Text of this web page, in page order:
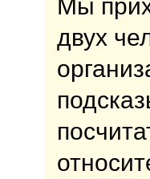
Мы
двух